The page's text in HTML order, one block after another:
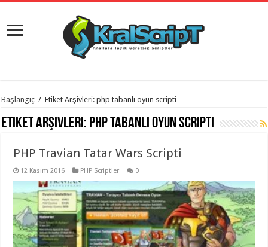
istanbul
evden
eve
organizasyon ,
evden
taşımacılık,
evden
taşımacılık,
gaziantep
evden
Başlangıç / Etiket Arşivleri: php tabanlı oyun scripti
Etiket Arşivleri: php tabanlı oyun scripti
PHP Travian Tatar Wars Scripti
12 Kasım 2016 PHP Scriptler 0